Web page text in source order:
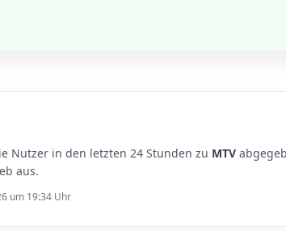
Nutzer in den letzten 24 Stunden zu MTV
aus.
um 19:34 Uhr